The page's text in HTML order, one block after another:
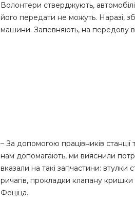
Волонтери стверджують,
його передати не можуть. Наразі,
машини. Запевняють, на передову
– За допомогою працівників
нам допомагають, ми вияснили
вказали на такі запчастини: втулки
ричагів, прокладки клапану
Феціца.